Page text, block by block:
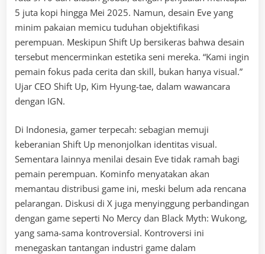
5 juta kopi hingga Mei 2025. Namun, desain Eve yang
minim pakaian memicu tuduhan objektifikasi
perempuan. Meskipun Shift Up bersikeras bahwa desain
tersebut mencerminkan estetika seni mereka. “Kami ingin
pemain fokus pada cerita dan skill, bukan hanya visual.”
Ujar CEO Shift Up, Kim Hyung-tae, dalam wawancara
dengan IGN.
Di Indonesia, gamer terpecah: sebagian memuji
keberanian Shift Up menonjolkan identitas visual.
Sementara lainnya menilai desain Eve tidak ramah bagi
pemain perempuan. Kominfo menyatakan akan
memantau distribusi game ini, meski belum ada rencana
pelarangan. Diskusi di X juga menyinggung perbandingan
dengan game seperti No Mercy dan Black Myth: Wukong,
yang sama-sama kontroversial. Kontroversi ini
menegaskan tantangan industri game dalam